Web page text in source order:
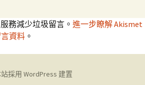
務減少垃圾留言。 進一步瞭解 Akismet
資料 。
採用 WordPress 建置